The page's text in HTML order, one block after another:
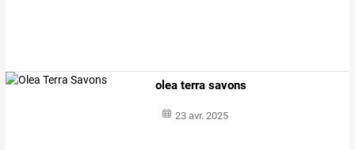
olea terra savons
23 avr. 2025